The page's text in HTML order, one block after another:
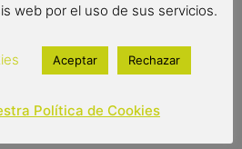
web por el uso de sus servicios.
Aceptar Rechazar
Política de Cookies